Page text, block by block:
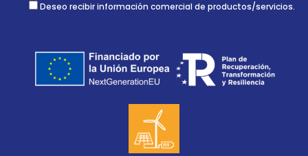
Deseo recibir información comercial de productos/servicios.